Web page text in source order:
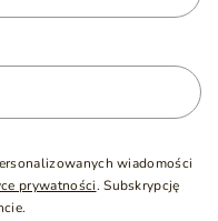
wiadomości
prywatności. Subskrypcję